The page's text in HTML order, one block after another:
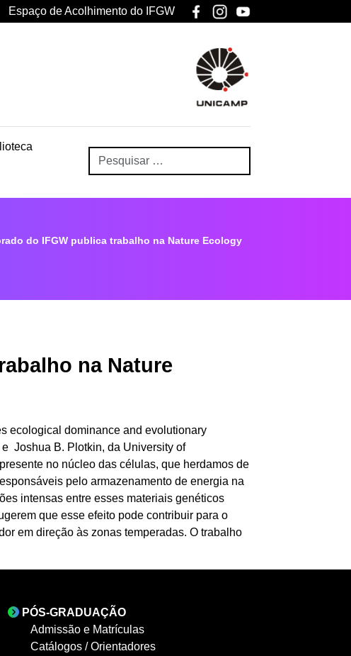
Espaço de Acolhimento do IFGW
do IFGW publica trabalho na Nature Ecology
na Nature
ecological dominance and evolutionary
Joshua B. Plotkin, da University of
no núcleo das células, que herdamos de
pelo armazenamento de energia na
intensas entre esses materiais genéticos
que esse efeito pode contribuir para o
em direção às zonas temperadas. O trabalho
PÓS-GRADUAÇÃO
Admissão e Matrículas
Catálogos / Orientadores